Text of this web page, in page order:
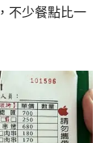
不少餐點比一